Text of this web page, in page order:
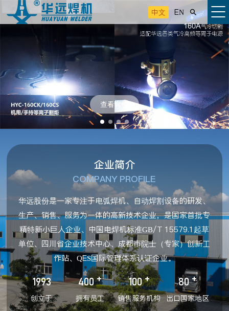
中文 EN 
查看详情
企业简介
COMPANY PROFILE
华远股份是一家专注于电弧焊机、自动焊割设备的研发、
生产、销售、服务为一体的高新技术企业，是国家首批专
精特新小巨人企业、中国电焊机标准GB/T 15579.1起草
单位、四川省企业技术中心、成都市院士（专家）创新工
作站、QES国际管理体系认证企业。
1993
创立于
400 +
拥有员工
100 +
销售服务机构
80 +
出口国家地区